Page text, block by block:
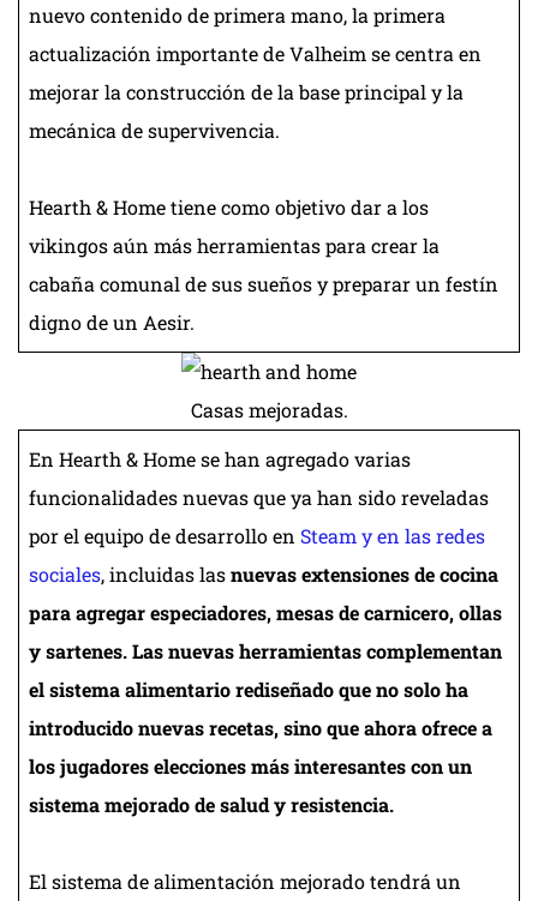
nuevo contenido de primera mano, la primera
actualización importante de Valheim se centra en
mejorar la construcción de la base principal y la
mecánica de supervivencia.
Hearth & Home tiene como objetivo dar a los
vikingos aún más herramientas para crear la
cabaña comunal de sus sueños y preparar un festín
digno de un Aesir.
Casas mejoradas.
En Hearth & Home se han agregado varias
funcionalidades nuevas que ya han sido reveladas
por el equipo de desarrollo en Steam y en las redes
sociales, incluidas lasnuevas extensiones de cocina
para agregar especiadores, mesas de carnicero, ollas
y sartenes. Las nuevas herramientas complementan
el sistema alimentario rediseñado que no solo ha
introducido nuevas recetas, sino que ahora ofrece a
los jugadores elecciones más interesantes con un
sistema mejorado de salud y resistencia.
El sistema de alimentación mejorado tendrá un